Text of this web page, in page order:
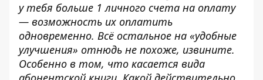
у тебя больше 1 личного счета на оплату
— возможность их оплатить
одновременно. Всё остальное на «удобные
улучшения» отнюдь не похоже, извините.
Особенно в том, что касается вида